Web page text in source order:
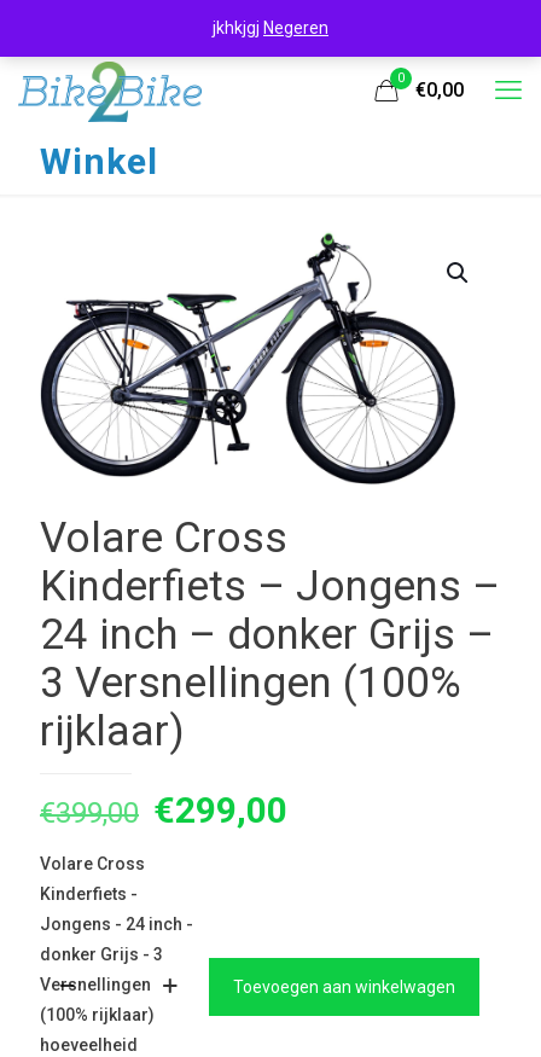
0
€0,00
Winkel
Volare Cross
Kinderfiets – Jongens –
24 inch – donker Grijs –
3 Versnellingen (100%
rijklaar)
€399,00 Oorspronkelijke
€399,00.
€299,00
Volare Cross
Kinderfiets -
Jongens - 24 inch -
donker Grijs - 3
Versnellingen
(100% rijklaar)
hoeveelheid
Toevoegen aan winkelwagen
jkhkjgj Negeren